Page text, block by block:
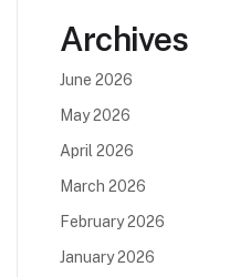
Archives
June 2026
May 2026
April 2026
March 2026
February 2026
January 2026